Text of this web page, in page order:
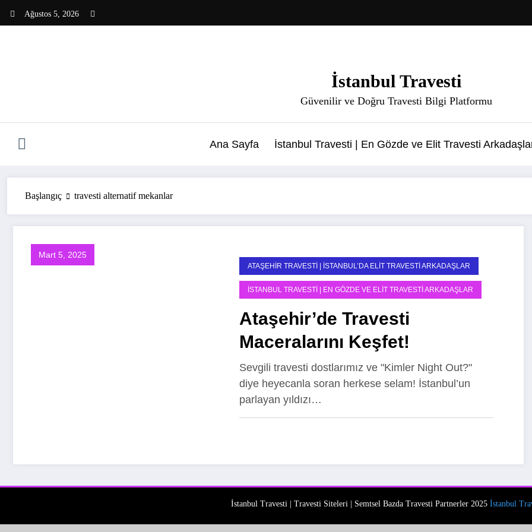
Ağustos 5, 2026
İstanbul Travesti
Güvenilir ve Doğru Travesti Bilgi Platformu
Ana Sayfa İstanbul Travesti | En Gözde ve Elit Travesti
Başlangıç travesti alternatif mekanlar
Mart 5, 2025
ATAŞEHIR TRAVESTI | İSTANBUL’DA ELIT TRAVESTI ARKADAŞLAR
İSTANBUL TRAVESTI | EN GÖZDE VE ELIT TRAVESTI ARKADAŞLAR
Ataşehir’de Travesti
Maceralarını Keşfet!
Sevgili travesti dostlarımız ve "Kimler Night Out?"
diye heyecanla soran herkese selam! İstanbul’un
parlayan yıldızı…
İstanbul Travesti | Travesti Siteleri | Semtsel Bazda Travesti Partnerler 2025 İstanbul